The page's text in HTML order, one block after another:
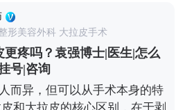
形美容外科 大拉皮手术
疼吗？袁强博士|医生|怎么
号|咨询
而异，但可以从手术本身的特